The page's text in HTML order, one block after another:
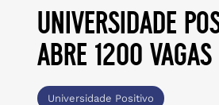
universidade
abre 1200
Universidade Positivo